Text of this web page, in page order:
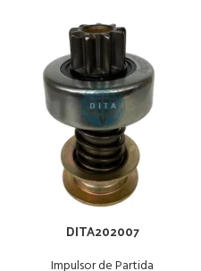
DITA202007
Impulsor de Partida